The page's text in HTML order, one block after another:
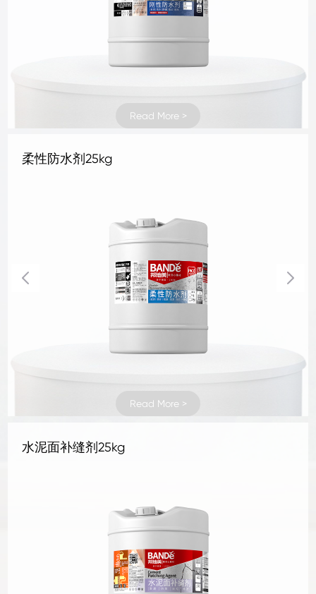
Read More >
地坪抛光液4kg
Read More >
地坪补强剂 1KG
Read More >
地坪补强剂 1KG
Read More >
地坪补强剂 4KG
Read More >
地坪补强剂 4KG
Read More >
混凝土密封固化剂1kg
Read More >
混凝土密封固化剂1kg
Read More >
混凝土密封固化剂4kg
Read More >
混凝土密封固化剂4kg
Read More >
水晶地坪液体硬化剂 1kg
Read More >
水晶地坪液体硬化剂 1kg
Read More >
水晶地坪液体硬化剂 4kg
Read More >
水晶地坪液体硬化剂 4kg
Read More >
地坪抛光液25kg
Read More >
地坪抛光液25kg
Read More >
地坪抛光液1kg
Read More >
地坪抛光液1kg
Read More >
地坪抛光液4kg
Read More >
三合一无机面涂25kg铁桶
Read More >
罩面剂
Read More >
罩面剂
Read More >
抗碱底剂25kg
Read More >
抗碱底剂25kg
Read More >
三合一无机面涂25kg铁桶
Read More >
石材清洗剂B型25kg
Read More >
石材清洗剂A型25kg
Read More >
石材清洗剂A型25kg
Read More >
水性石材防护剂25kg
Read More >
水性石材防护剂25kg
Read More >
石材清洗剂B型25kg
Read More >
柔性防水剂25kg
Read More >
水泥面补缝剂25kg
Read More >
水泥面补缝剂25kg
Read More >
水泥面补孔洞剂25kg
Read More >
水泥面补孔洞剂25kg
Read More >
地面防尘剂25kg
Read More >
地面防尘剂25kg
Read More >
水泥面防护剂25kg
Read More >
水泥面防护剂25kg
Read More >
墙地面防潮剂25kg
Read More >
墙地面防潮剂25kg
Read More >
水泥面修面剂25kg
Read More >
水泥面修面剂25kg
Read More >
水泥面修补液25kg
Read More >
水泥面修补液25kg
Read More >
刚性防水剂25kg
Read More >
刚性防水剂25kg
Read More >
柔性防水剂25kg